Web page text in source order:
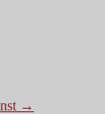
→